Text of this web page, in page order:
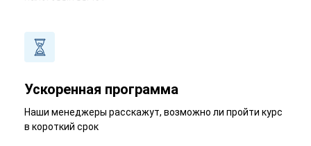
Ускоренная программа
Наши менеджеры расскажут, возможно ли пройти курс
в короткий срок